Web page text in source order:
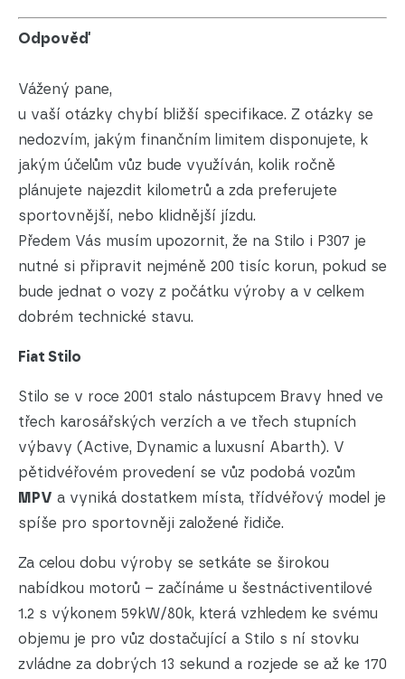
Odpověď
Vážený pane,
u vaší otázky chybí bližší specifikace. Z otázky se
nedozvím, jakým finančním limitem disponujete, k
jakým účelům vůz bude využíván, kolik ročně
plánujete najezdit kilometrů a zda preferujete
sportovnější, nebo klidnější jízdu.
Předem Vás musím upozornit, že na Stilo i P307 je
nutné si připravit nejméně 200 tisíc korun, pokud se
bude jednat o vozy z počátku výroby a v celkem
dobrém technické stavu.
Fiat Stilo
Stilo se v roce 2001 stalo nástupcem Bravy hned ve
třech karosářských verzích a ve třech stupních
výbavy (Active, Dynamic a luxusní Abarth). V
pětidvéřovém provedení se vůz podobá vozům
MPV a vyniká dostatkem místa, třídvéřový model je
spíše pro sportovněji založené řidiče.
Za celou dobu výroby se setkáte se širokou
nabídkou motorů – začínáme u šestnáctiventilové
1.2 s výkonem 59kW/80k, která vzhledem ke svému
objemu je pro vůz dostačující a Stilo s ní stovku
zvládne za dobrých 13 sekund a rozjede se až ke 170